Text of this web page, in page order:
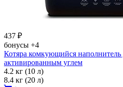
437 ₽
бонусы +4
Котяра комкующийся наполнитель
активированным углем
4.2 кг (10 л)
8.4 кг (20 л)